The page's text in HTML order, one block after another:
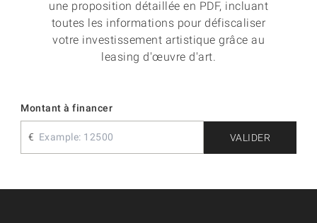
une proposition détaillée en PDF, incluant
toutes les informations pour défiscaliser
votre investissement artistique grâce au
leasing d'œuvre d'art.
Montant à financer
€ VALIDER